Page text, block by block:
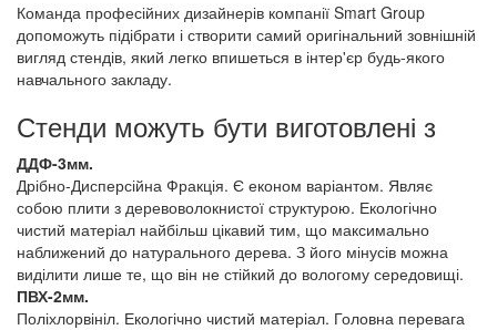
Команда професійних дизайнерів компанії Smart Group
допоможуть підібрати і створити самий оригінальний зовнішній
вигляд стендів, який легко впишеться в інтер'єр будь-якого
навчального закладу.
Стенди можуть бути виготовлені з
ДДФ-3мм.
Дрібно-Дисперсійна Фракція. Є економ варіантом. Являє
собою плити з деревоволокнистої структурою. Екологічно
чистий матеріал найбільш цікавий тим, що максимально
наближений до натурального дерева. З його мінусів можна
виділити лише те, що він не стійкий до вологому середовищі.
ПВХ-2мм.
Поліхлорвініл. Екологічно чистий матеріал. Головна перевага